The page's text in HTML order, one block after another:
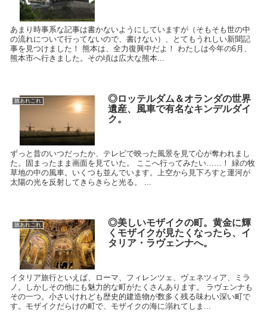
あまり時事系な記事は書かないようにしていますが（そもそも世の中
の流れについて行ってないので、書けない）、とてもうれしい新聞記
事を見つけました！ 熊本は、全力復興中だよ！ わたしは今年の6月、
熊本市へ行きました。その頃は広大な熊本...
旅あれこれ
◎ロッテルダム＆オランダの世界
遺産、風車で有名なキンデルダイ
ク。
ずっと昔のいつだったか、テレビで映った風景を見て心が奪われまし
た。固まったまま画面を見ていた。 ここへ行ってみたい……！ 緑の牧
草地の中の風車。いくつも並んでいます。上空から見下ろすと運河が
太陽の光を反射してきらきらと光る。 ...
旅あれこれ
◎美しいモザイクの町。黄金に輝
くモザイクが見たくなったら、イ
タリア・ラヴェンナへ。
イタリア旅行といえば、ローマ、フィレンツェ、ヴェネツィア、ミラ
ノ。しかしその他にも魅力的な町がたくさんあります。 ラヴェンナも
その一つ。小さいけれども歴史的建造物が数多く残る味わい深い町で
す。モザイクだらけの町で、モザイクの海に溺れてしま...